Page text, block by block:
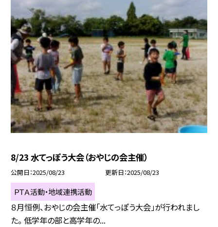
8/23 水てっぽう大会（おやじの会主催）
公開日 2025/08/23 更新日 2025/08/23
ＰＴＡ活動・地域連携活動
８月恒例、おやじの会主催「水てっぽう大会」が行われまし
た。 低学年の部と高学年の...